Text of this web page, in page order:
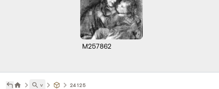
M257862
˅ 24125